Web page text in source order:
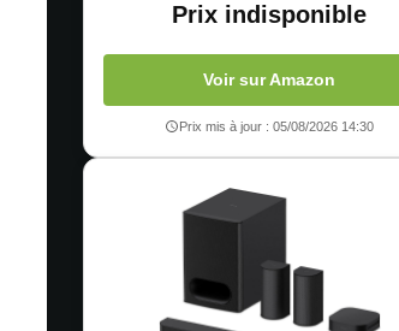
Prix indisponible
Voir sur Amazon
Prix mis à jour : 05/08/2026 14:30